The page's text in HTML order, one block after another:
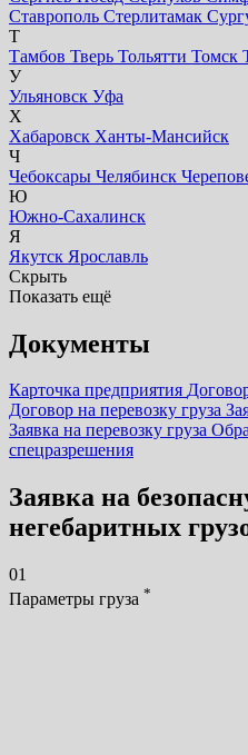
Ставрополь Стерлитамак
Т
Тамбов Тверь Тольятти Томск
У
Ульяновск Уфа
Х
Хабаровск Ханты-Мансийск
Ч
Чебоксары Челябинск
Ю
Южно-Сахалинск
Я
Якутск Ярославль
Скрыть
Показать ещё
Документы
Карточка предприятия
Договор на перевозку груза
Заявка на перевозку груза
спецразрешения
Заявка на
негебаритных
01
Параметры груза *